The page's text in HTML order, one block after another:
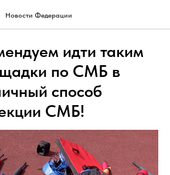
Новости Федерации
идти таким
по СМБ в
способ
СМБ!